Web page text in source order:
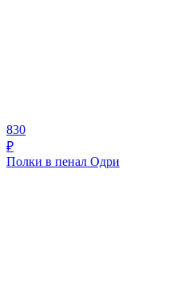
830
₽
Полки в пенал Одри